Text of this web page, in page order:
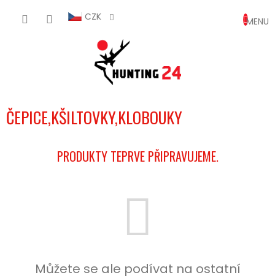
CZK
KOŠÍK
ČEPICE,KŠILTOVKY,KLOBOUKY
PRODUKTY TEPRVE PŘIPRAVUJEME.
Můžete se ale podívat na ostatní